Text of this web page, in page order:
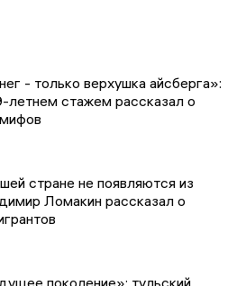
- только верхушка айсберга»:
летнем стажем рассказал о
стране не появляются из
Ломакин рассказал о
поколение»: тульский